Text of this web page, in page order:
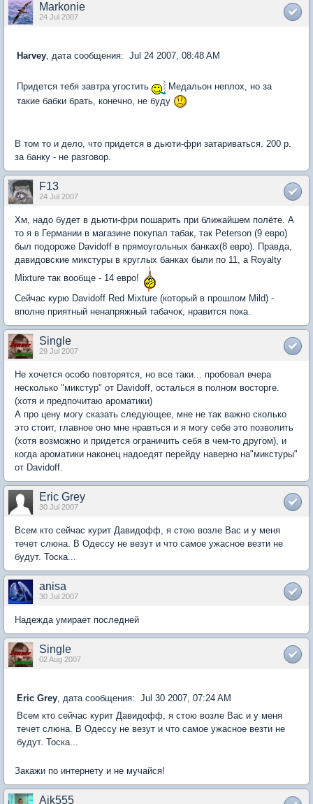
Markonie
24 Jul 2007
Harvey, дата сообщения: Jul 24 2007, 08:48 AM
Придется тебя завтра угостить
Медальон неплох, но за
такие бабки брать, конечно, не буду
В том то и дело, что придется в дьюти-фри затариваться. 200 р.
за банку - не разговор.
F13
24 Jul 2007
Хм, надо будет в дьюти-фри пошарить при ближайшем полёте. А
то я в Германии в магазине покупал табак, так Peterson (9 евро)
был подороже Davidoff в прямоугольных банках(8 евро). Правда,
давидовские микстуры в круглых банках были по 11, а Royalty
Mixture так вообще - 14 евро!
Сейчас курю Davidoff Red Mixture (который в прошлом Mild) -
вполне приятный ненапряжный табачок, нравится пока.
Single
29 Jul 2007
Не хочется особо повторятся, но все таки... пробовал вчера
несколько "микстур" от Davidoff, осталься в полном восторге.
(хотя и предпочитаю ароматики)
А про цену могу сказать следующее, мне не так важно сколько
это стоит, главное оно мне нравться и я могу себе это позволить
(хотя возможно и придется ограничить себя в чем-то другом), и
когда ароматики наконец надоедят перейду наверно на"микстуры"
от Davidoff.
Eric Grey
30 Jul 2007
Всем кто сейчас курит Давидофф, я стою возле Вас и у меня
течет слюна. В Одессу не везут и что самое ужасное везти не
будут. Тоска...
anisa
30 Jul 2007
Надежда умирает последней
Single
02 Aug 2007
Eric Grey, дата сообщения: Jul 30 2007, 07:24 AM
Всем кто сейчас курит Давидофф, я стою возле Вас и у меня
течет слюна. В Одессу не везут и что самое ужасное везти не
будут. Тоска...
Закажи по интернету и не мучайся!
Aik555